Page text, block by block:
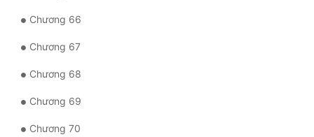
Chương 66
Chương 67
Chương 68
Chương 69
Chương 70